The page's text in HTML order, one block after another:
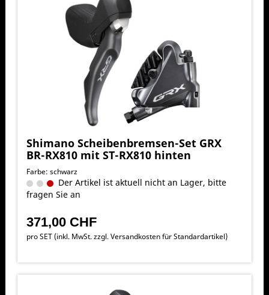
Shimano Scheibenbremsen-Set GRX
BR-RX810 mit ST-RX810 hinten
Farbe: schwarz
Der Artikel ist aktuell nicht an Lager, bitte
fragen Sie an
371,00 CHF
pro SET (inkl. MwSt. zzgl.Versandkosten für Standardartikel)